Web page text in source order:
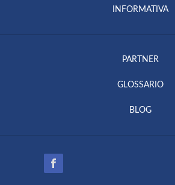
INFORMATIVA
PARTNER
GLOSSARIO
BLOG